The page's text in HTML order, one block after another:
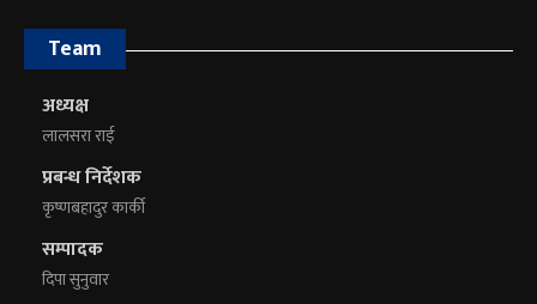
Team
अध्यक्ष
लालसरा राई
प्रबन्ध निर्देशक
कृष्णबहादुर कार्की
सम्पादक
दिपा सुनुवार